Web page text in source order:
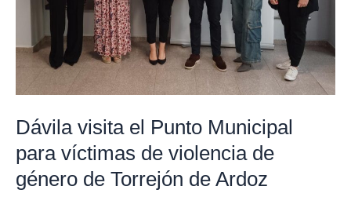
Dávila visita el Punto Municipal
para víctimas de violencia de
género de Torrejón de Ardoz
violencia
género
de
Ardoz